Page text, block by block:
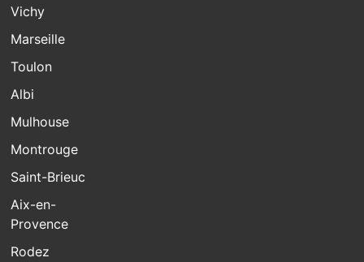
Vichy
Marseille
Toulon
Albi
Mulhouse
Montrouge
Saint-Brieuc
Aix-en-
Provence
Rodez